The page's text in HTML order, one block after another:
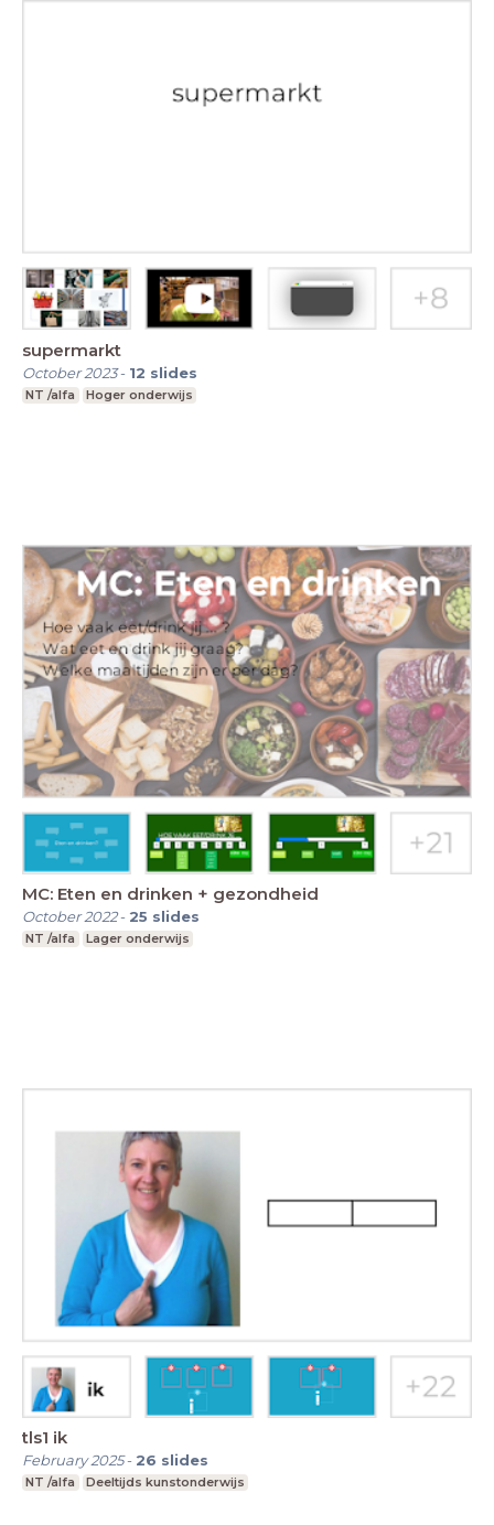
supermarkt
October 2023- 12 slides
NT /alfa Hoger onderwijs
MC: Eten en drinken + gezondheid
October 2022- 25 slides
NT /alfa Lager onderwijs
tls1 ik
February 2025- 26 slides
NT /alfa Deeltijds kunstonderwijs